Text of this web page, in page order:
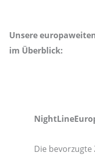
Unsere
im Überblick:
Die